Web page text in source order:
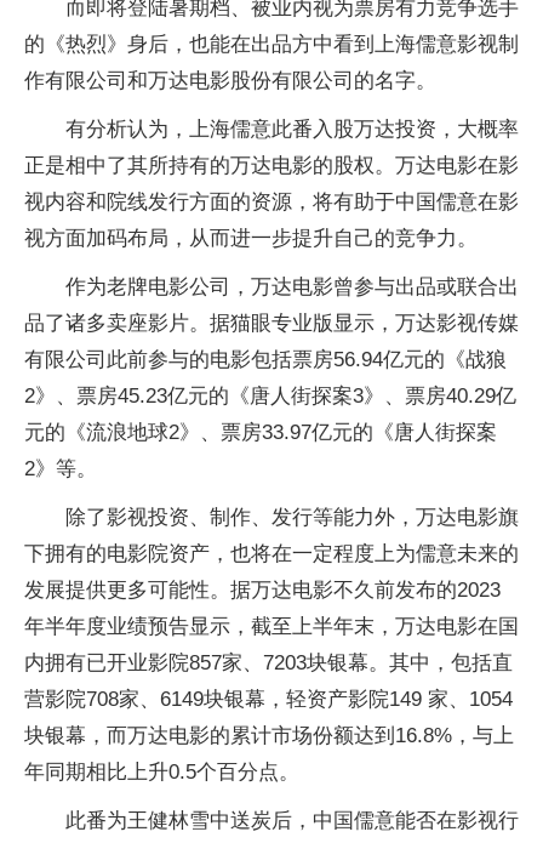
而即将登陆暑期档、被业内视为票房有力竞争选手
的《热烈》身后，也能在出品方中看到上海儒意影视制
作有限公司和万达电影股份有限公司的名字。
有分析认为，上海儒意此番入股万达投资，大概率
正是相中了其所持有的万达电影的股权。万达电影在影
视内容和院线发行方面的资源，将有助于中国儒意在影
视方面加码布局，从而进一步提升自己的竞争力。
作为老牌电影公司，万达电影曾参与出品或联合出
品了诸多卖座影片。据猫眼专业版显示，万达影视传媒
有限公司此前参与的电影包括票房56.94亿元的《战狼
2》、票房45.23亿元的《唐人街探案3》、票房40.29亿
元的《流浪地球2》、票房33.97亿元的《唐人街探案
2》等。
除了影视投资、制作、发行等能力外，万达电影旗
下拥有的电影院资产，也将在一定程度上为儒意未来的
发展提供更多可能性。据万达电影不久前发布的2023
年半年度业绩预告显示，截至上半年末，万达电影在国
内拥有已开业影院857家、7203块银幕。其中，包括直
营影院708家、6149块银幕，轻资产影院149 家、1054
块银幕，而万达电影的累计市场份额达到16.8%，与上
年同期相比上升0.5个百分点。
此番为王健林雪中送炭后，中国儒意能否在影视行